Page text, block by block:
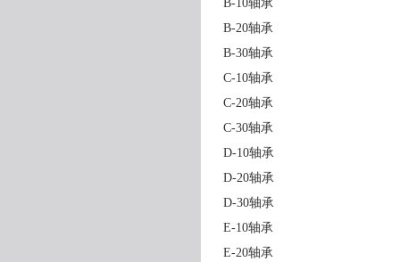
B-10轴承
B-20轴承
B-30轴承
C-10轴承
C-20轴承
C-30轴承
D-10轴承
D-20轴承
D-30轴承
E-10轴承
E-20轴承